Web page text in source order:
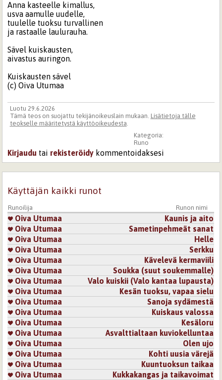
Anna kasteelle kimallus,
usva aamulle uudelle,
tuulelle tuoksu turvallinen
ja rastaalle laulurauha.
Sävel kuiskausten,
aivastus auringon.
Kuiskausten sävel
(c) Oiva Utumaa
Luotu 29.6.2026
Tämä teos on suojattu tekijänoikeuslain mukaan. Lisätietoja tälle
teokselle määritetystä käyttöoikeudesta.
Kategoria:
Runo
Kirjaudu tai rekisteröidy kommentoidaksesi
Käyttäjän kaikki runot
Runoilija Runon nimi
Oiva Utumaa
Kaunis ja aito
Oiva Utumaa
Sametinpehmeät sanat
Oiva Utumaa
Helle
Oiva Utumaa
Serkku
Oiva Utumaa
Kävelevä kermaviili
Oiva Utumaa
Soukka (suut soukemmalle)
Oiva Utumaa
Valo kuiskii (Valo kantaa lupausta)
Oiva Utumaa
Kesän tuoksu, vapaa sielu
Oiva Utumaa
Sanoja sydämestä
Oiva Utumaa
Kuiskaus valossa
Oiva Utumaa
Kesäloru
Oiva Utumaa
Asvalttialtaan kuviokelluntaa
Oiva Utumaa
Olen ujo
Oiva Utumaa
Kohti uusia värejä
Oiva Utumaa
Kuuntuoksun taikaa
Oiva Utumaa
Kukkakangas ja taikavoimat